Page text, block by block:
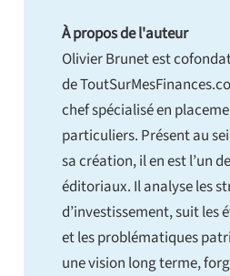
À propos de l'auteur
Olivier Brunet est
de
chef spécialisé en
particuliers. Présent au
sa création, il en est l’un
éditoriaux. Il analyse les
d’investissement, suit les
et les problématiques
une vision long terme,